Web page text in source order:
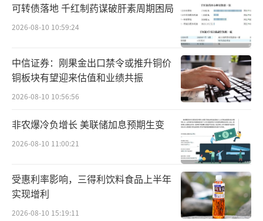
隔。其自助则体现在茶水饮料自取、利用传送
带让顾客在座位上自取菜品等。在火锅之
外，“举高高”还引入了披萨、汉堡、炸鸡、
蛋挞等小吃。目前，该品牌已在长沙、南京、
宁波、武汉、宜春多地开店。
在会议上，海底捞财务总监李朋指，收
购“举高高”是顺应消费者追求极致性价比的
动作。“目前看，（举高高）整个收入比较稳
定，整体利润率也是相对比较好的。在外部收
购过程中，（举高高是）我们目前看到单店模
型比较好的企业”。他没有进一步透露本次收
可转债落地 千红制药谋破肝素周期困局
2026-08-10 10:59:24
中信证券：刚果金出口禁令或推升铜价
铜板块有望迎来估值和业绩共振
2026-08-10 10:56:56
非农爆冷负增长 美联储加息预期生变
2026-08-10 11:00:21
受惠利率影响，三得利饮料食品上半年
实现增利
2026-08-10 15:19:11